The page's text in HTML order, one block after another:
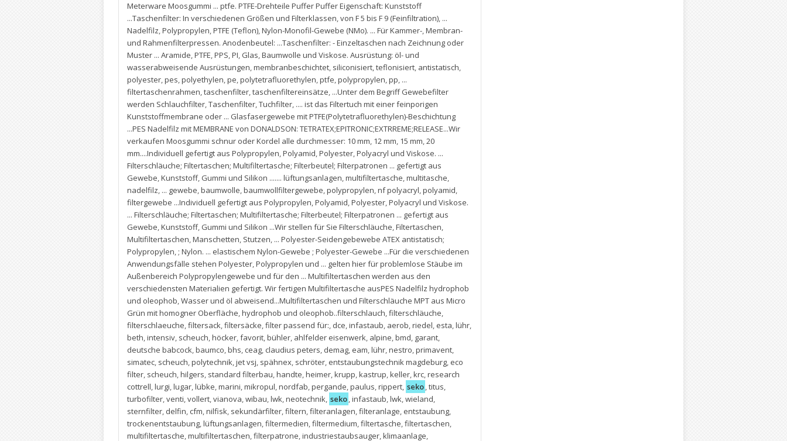
Meterware Moosgummi ... ptfe. PTFE-Drehteile Puffer Puffer Eigenschaft: Kunststoff
...Taschenfilter: In verschiedenen Größen und Filterklassen,von F 5 bis F 9 (Feinfiltration), ...
Nadelfilz,Polypropylen,PTFE (Teflon),Nylon-Monofil-Gewebe (NMo). ... Für Kammer-,Membran-
und Rahmenfilterpressen. Anodenbeutel: ...Taschenfilter: - Einzeltaschen nach Zeichnung oder
Muster ... Aramide,PTFE,PPS,PI, Glas,Baumwolle und Viskose. Ausrüstung: öl- und
wasserabweisende Ausrüstungen,membranbeschichtet, siliconisiert,teflonisiert, antistatisch,
polyester,pes,polyethylen,pe,polytetrafluorethylen,ptfe,polypropylen,pp, ...
filtertaschenrahmen,taschenfilter,taschenfiltereinsätze, ...Unter dem Begriff Gewebefilter
werden Schlauchfilter,Taschenfilter,Tuchfilter, .... ist das Filtertuch mit einer feinporigen
Kunststoffmembrane oder ... Glasfasergewebe mit PTFE(Polytetrafluorethylen)-Beschichtung
...PES Nadelfilz mit MEMBRANE von DONALDSON: TETRATEX;EPITRONIC;EXTRREME;RELEASE...Wir
verkaufen Moosgummi schnur oder Kordel alle durchmesser: 10 mm, 12 mm, 15 mm,20
mm....Individuell gefertigt aus Polypropylen,Polyamid,Polyester,Polyacryl und Viskose. ...
Filterschläuche; Filtertaschen; Multifiltertasche; Filterbeutel; Filterpatronen ... gefertigt aus
Gewebe,Kunststoff, Gummi und Silikon ....... lüftungsanlagen,multifiltertasche,multitasche,
nadelfilz, ... gewebe,baumwolle,baumwollfiltergewebe,polypropylen,nf polyacryl,polyamid,
filtergewebe ...Individuell gefertigt aus Polypropylen,Polyamid,Polyester,Polyacryl und Viskose.
... Filterschläuche; Filtertaschen; Multifiltertasche; Filterbeutel; Filterpatronen ... gefertigt aus
Gewebe,Kunststoff, Gummi und Silikon ...Wir stellen für Sie Filterschläuche,Filtertaschen,
Multifiltertaschen,Manschetten, Stutzen, ... Polyester-Seidengebewebe ATEX antistatisch;
Polypropylen, ; Nylon. ... elastischem Nylon-Gewebe ; Polyester-Gewebe ...Für die verschiedenen
Anwendungsfälle stehen Polyester,Polypropylen und ... gelten hier für problemlose Stäube im
Außenbereich Polypropylengewebe und für den ... Multifiltertaschen werden aus den
verschiedensten Materialien gefertigt. Wir fertigen Multifiltertasche ausPES Nadelfilz hydrophob
und oleophob,Wasser und öl abweisend...Multifiltertaschen und Filterschläuche MPT aus Micro
Grün mit homogner Oberfläche,hydrophob und oleophob..filterschlauch,filterschläuche,
filterschlaeuche,filtersack,filtersäcke,filter passend für:, dce,infastaub, aerob,riedel, esta,lühr,
beth,intensiv, scheuch,höcker,favorit,bühler, ahlfelder eisenwerk, alpine,bmd, garant,
deutsche babcock,baumco,bhs, ceag, claudius peters, demag, eam,lühr,nestro,primavent,
simatec, scheuch,polytechnik,jet vsj, spähnex, schröter, entstaubungstechnik magdeburg, eco
filter, scheuch,hilgers, standard filterbau,handte,heimer,krupp,kastrup,keller,krc,research
cottrell,lurgi,lugar,lübke,marini,mikropul,nordfab,pergande,paulus,rippert, seko,titus,
turbofilter,venti,vollert,vianova,wibau,lwk,neotechnik, seko,infastaub,lwk,wieland,
sternfilter, delfin, cfm,nilfisk, sekundärfilter,filtern,filteranlagen,filteranlage, entstaubung,
trockenentstaubung,lüftungsanlagen,filtermedien,filtermedium,filtertasche,filtertaschen,
multifiltertasche,multifiltertaschen,filterpatrone,industriestaubsauger,klimaanlage,